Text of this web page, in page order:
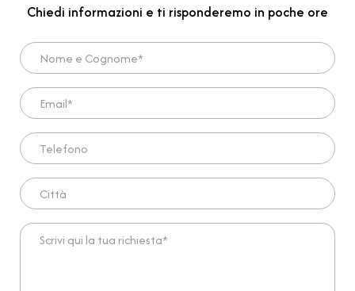
Chiedi informazioni e ti risponderemo in poche ore
Nome e Cognome*
Email*
Telefono
Città
Scrivi qui la tua richiesta*